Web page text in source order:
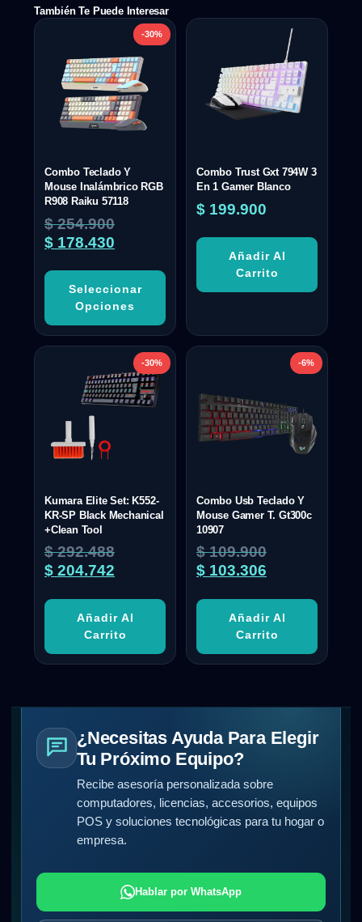
También Te Puede Interesar
-30%
Combo Teclado Y
Mouse Inalámbrico RGB
R908 Raiku 57118
$254.900
$ 178.430
Seleccionar
Opciones
Combo Trust Gxt 794W 3
En 1 Gamer Blanco
$ 199.900
Añadir Al
Carrito
-30%
Kumara Elite Set: K552-
KR-SP Black Mechanical
+Clean Tool
$292.488
$ 204.742
Añadir Al
Carrito
-6%
Combo Usb Teclado Y
Mouse Gamer T. Gt300c
10907
$109.900
$ 103.306
Añadir Al
Carrito
¿Necesitas Ayuda Para Elegir
Tu Próximo Equipo?
Recibe asesoría personalizada sobre
computadores, licencias, accesorios, equipos
POS y soluciones tecnológicas para tu hogar o
empresa.
Hablar por WhatsApp